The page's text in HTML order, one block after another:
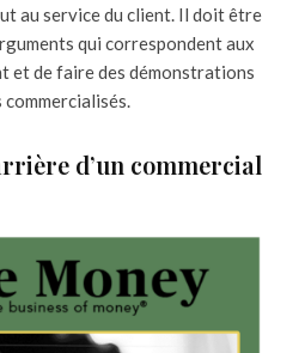
au service du client. Il doit être
qui correspondent aux
et de faire des démonstrations
d’un commercial